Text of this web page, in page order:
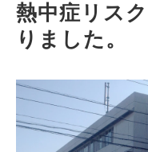
熱中症リス
りました。